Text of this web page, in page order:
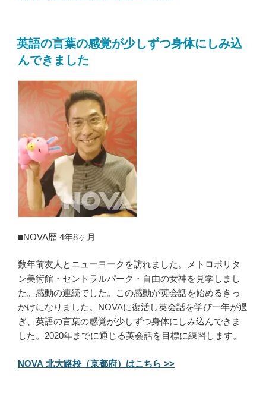
英語の言葉の感覚が少しずつ身体にしみ込
んできました
■NOVA歴 4年8ヶ月
数年前友人とニューヨークを訪れました。メトロポリタ
ン美術館・セントラルパーク・自由の女神を見学しまし
た。感動の連続でした。この感動が英会話を始めるきっ
かけになりました。NOVAに復活し英会話を学び一年が過
ぎ、英語の言葉の感覚が少しずつ身体にしみ込んできま
した。2020年までに通じる英会話を目標に練習します。
NOVA 北大路校（京都府）はこちら >>